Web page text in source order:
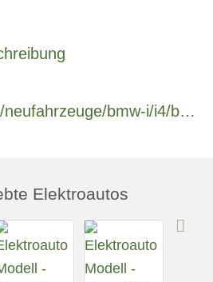
verfügbar
bmw-i/i4/bmw-i4-gran-coupe.html
Elektroautos